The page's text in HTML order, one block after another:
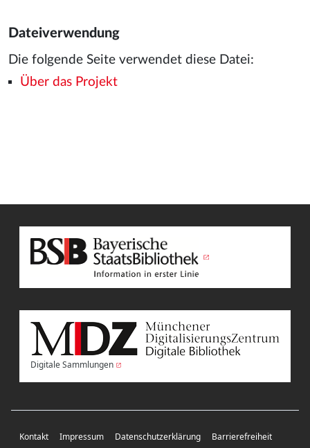
Dateiverwendung
Die folgende Seite verwendet diese Datei:
Über das Projekt
Digitale Sammlungen
Kontakt Impressum Datenschutzerklärung Barrierefreiheit